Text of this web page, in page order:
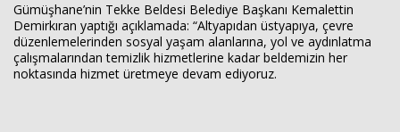
Gümüşhane’nin Tekke Beldesi Belediye Başkanı Kemalettin
Demirkıran yaptığı açıklamada: “Altyapıdan üstyapıya, çevre
düzenlemelerinden sosyal yaşam alanlarına, yol ve aydınlatma
çalışmalarından temizlik hizmetlerine kadar beldemizin her
noktasında hizmet üretmeye devam ediyoruz.